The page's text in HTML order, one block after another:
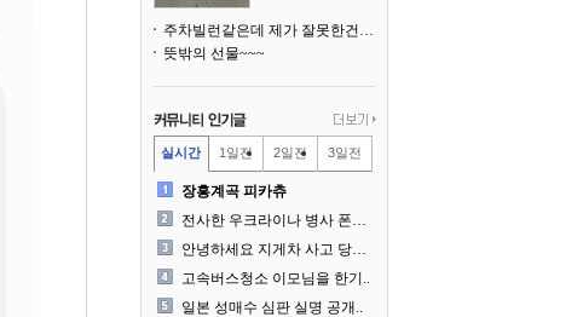
주차빌런같은데 제가 잘못한건가요
뜻밖의 선물~~~
실시간 1일전 2일전 3일전
장흥계곡 피카츄
전사한 우크라이나 병사 폰에..
안녕하세요 지게차 사고 당사..
고속버스청소 이모님을 한기..
일본 성매수 심판 실명 공개..